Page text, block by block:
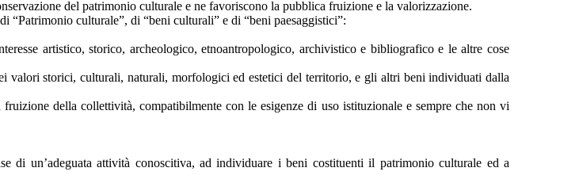
del patrimonio culturale e ne favoriscono la pubblica fruizione e la valorizzazione.
culturale”, di “beni culturali” e di “beni paesaggistici”:
artistico, storico, archeologico, etnoantropologico, archivistico e bibliografico e le altre cose
valori storici, culturali, naturali, morfologici ed estetici del territorio, e gli altri beni individuati dalla
della collettività, compatibilmente con le esigenze di uso istituzionale e sempre che non vi
di un’adeguata attività conoscitiva, ad individuare i beni costituenti il patrimonio culturale ed a